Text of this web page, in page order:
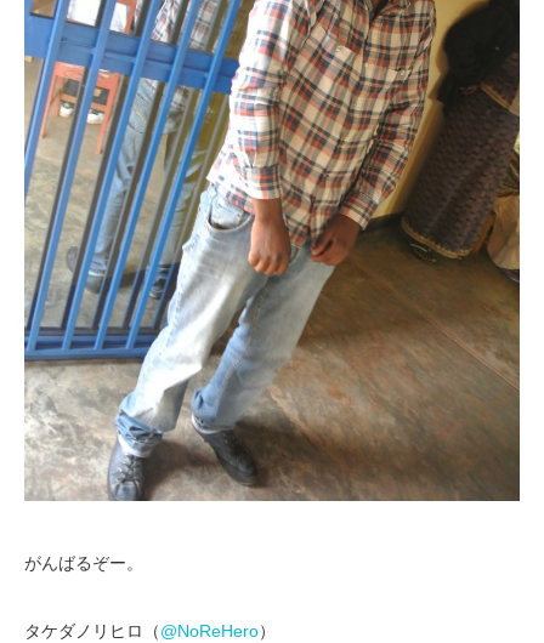
がんばるぞー。
タケダノリヒロ（@NoReHero）